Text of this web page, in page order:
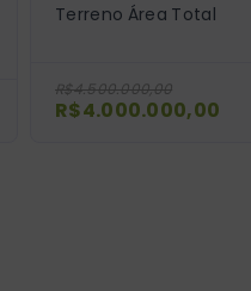
Terreno Área Total
R$4.500.000,00
R$4.000.000,00